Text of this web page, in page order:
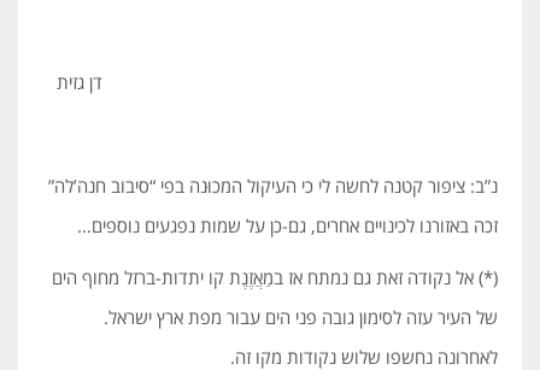
דן גזית
נ”ב: ציפור קטנה לחשה לי כי העיקול המכוּנה בפי “סיבוב חנה’לה”
זכה באזורנו לכינויים אחרים, גם-כן על שמות נפגעים נוספים…
(*) אל נקודה זאת גם נמתח אז במַאֲזֶנֶת קו יתדות-ברזל מחוף הים
של העיר עזה לסימון גובה פני הים עבור מפת ארץ ישראל.
לאחרונה נחשפו שלוש נקודות מקו זה.